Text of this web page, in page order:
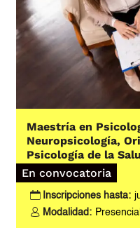
En convocatoria
Maestría en
Neuropsicología,
Psicología de la
Adolescente
Inscripciones hasta:
Modalidad: Presencial